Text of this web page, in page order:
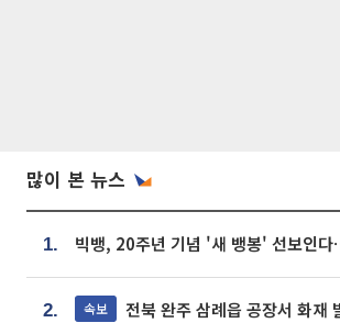
많이 본 뉴스
1.
2. 속보 전북 완주 삼례읍 공장서 화재